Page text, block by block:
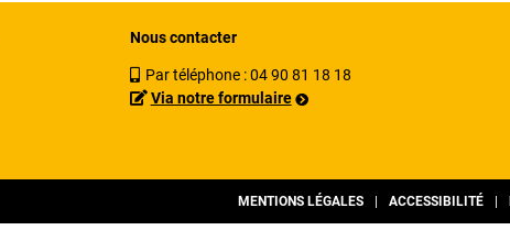
Nous contacter
Par téléphone :04 90 81 18 18
Via notre formulaire
MENTIONS LÉGALES ACCESSIBILITÉ